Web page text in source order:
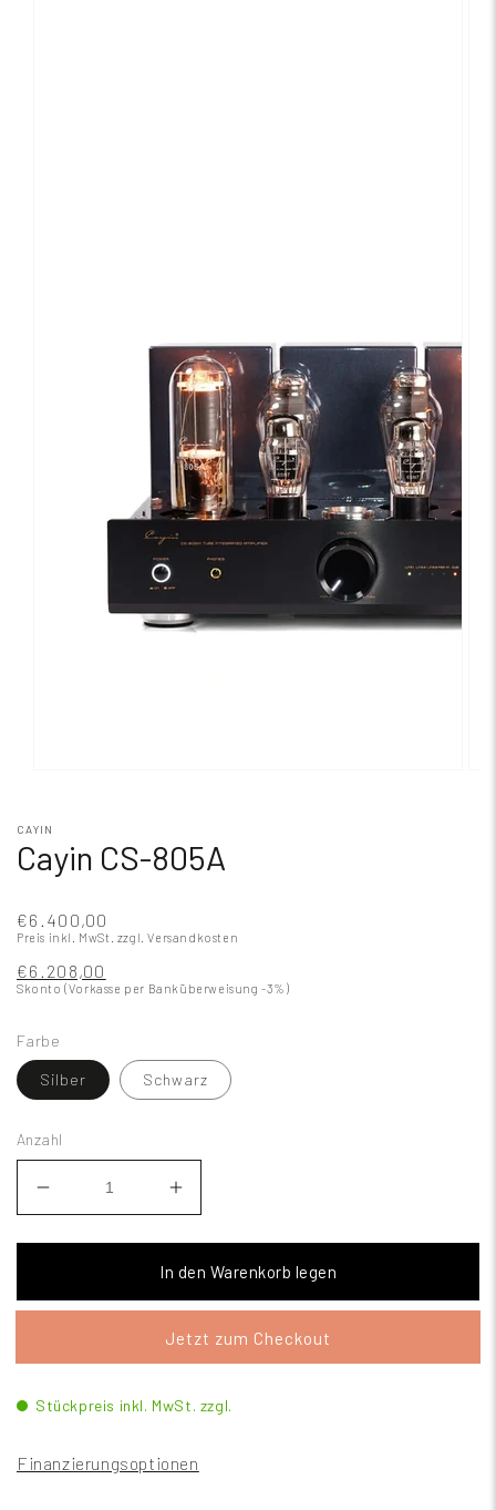
CAYIN
Cayin CS-805A
€6.400,00
Preis inkl. MwSt. zzgl. Versandkosten
€6.208,00
Skonto (Vorkasse per Banküberweisung -3%)
Farbe
Silber Schwarz
Anzahl
In den Warenkorb legen
Jetzt zum Checkout
Stückpreis inkl. MwSt. zzgl.
Finanzierungsoptionen